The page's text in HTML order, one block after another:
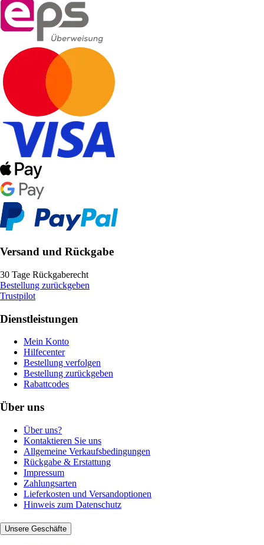
Versand und Rückgabe
30 Tage Rückgaberecht
Bestellung zurückgeben
Trustpilot
Dienstleistungen
Mein Konto
Hilfecenter
Bestellung verfolgen
Bestellung zurückgeben
Rabattcodes
Über uns
Über uns?
Kontaktieren Sie uns
Allgemeine Verkaufsbedingungen
Rückgabe & Erstattung
Impressum
Zahlungsarten
Lieferkosten und Versandoptionen
Hinweis zum Datenschutz
Unsere Geschäfte